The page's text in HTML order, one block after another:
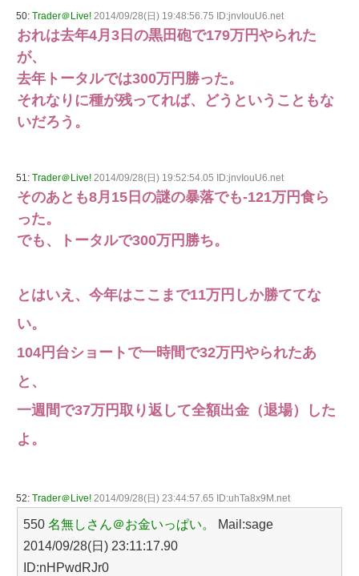
50: Trader＠Live! 2014/09/28(日) 19:48:56.75 ID:jnvIouU6.net
おれは去年4月3日の黒田砲で179万円やられた
が、
去年トータルでは300万円勝った。
それなりに種が残ってれば、どうということもな
いだろう。
51: Trader＠Live! 2014/09/28(日) 19:52:54.05 ID:jnvIouU6.net
そのあとも8月15日の謎の暴落でも-121万円食ら
った。
でも、トータルで300万円勝ち。
とはいえ、今年はここまで11万円しか勝ててな
い。
104円台ショートで一時間で32万円やられたあ
と、
一週間で37万円取り返して全額出金（退場）した
よ。
52: Trader＠Live! 2014/09/28(日) 23:44:57.65 ID:uhTa8x9M.net
550 名無しさん＠お金いっぱい。
Mail:sage
2014/09/28(日) 23:11:17.90
ID:nHPwdRJr0